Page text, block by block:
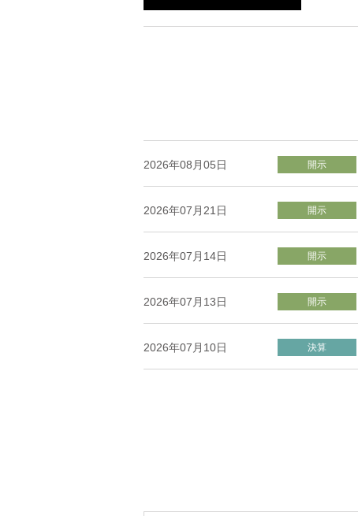
2026年08月05日 開示
2026年07月21日 開示
2026年07月14日 開示
2026年07月13日 開示
2026年07月10日 決算